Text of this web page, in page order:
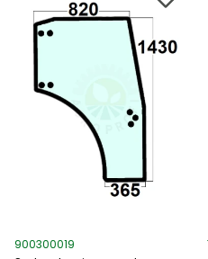
Kod produktu
900300019